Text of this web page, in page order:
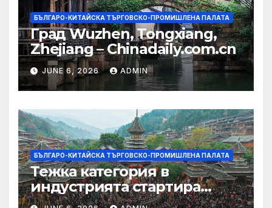
БЪЛГАРО-КИТАЙСКА ТЪРГОВСКО-ПРОМИШЛЕНА ПАЛАТА
Град Wuzhen, Tongxiang,
Zhejiang – Chinadaily.com.cn
JUNE 6, 2026 ADMIN
БЪЛГАРО-КИТАЙСКА ТЪРГОВСКО-ПРОМИШЛЕНА ПАЛАТА
Тежка категория в
индустрията стартира
алианс за космическа